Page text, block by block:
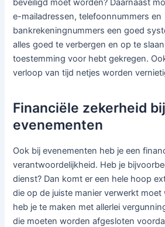
beveiligd moet worden? Daarnaast
e-mailadressen, telefoonnummers en
bankrekeningnummers een goed
alles goed te verbergen en op te
toestemming voor hebt gekregen.
verloop van tijd netjes worden
Financiële zekerheid bij
evenementen
Ook bij evenementen heb je een
verantwoordelijkheid. Heb je
dienst? Dan komt er een hele hoop
die op de juiste manier verwerkt moet
heb je te maken met allerlei
die moeten worden afgesloten